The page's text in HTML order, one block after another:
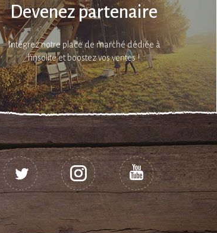
Devenez partenaire
Intégrez notre place de marché dédiée à
l’insolite et boostez vos ventes !